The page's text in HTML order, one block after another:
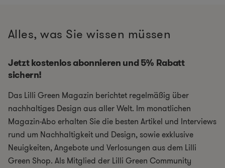
Alles, was Sie wissen müssen
Jetzt kostenlos abonnieren und 5% Rabatt
sichern!
Das Lilli Green Magazin berichtet regelmäßig über
nachhaltiges Design aus aller Welt. Im monatlichen
Magazin-Abo erhalten Sie die besten Artikel und Interviews
rund um Nachhaltigkeit und Design, sowie exklusive
Neuigkeiten, Angebote und Verlosungen aus dem Lilli
Green Shop. Als Mitglied der Lilli Green Community